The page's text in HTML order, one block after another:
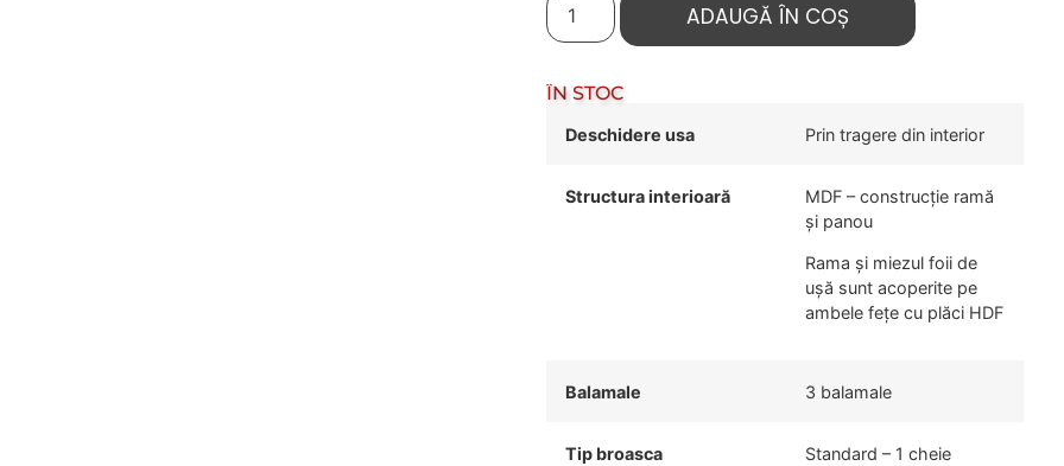
ADAUGĂ ÎN COȘ
ÎN STOC
Deschidere usa Prin tragere din interior
Structura interioară
MDF – construcție ramă
și panou
Rama și miezul foii de
ușă sunt acoperite pe
ambele fețe cu plăci HDF
Balamale 3 balamale
Tip broasca
Standard – 1 cheie